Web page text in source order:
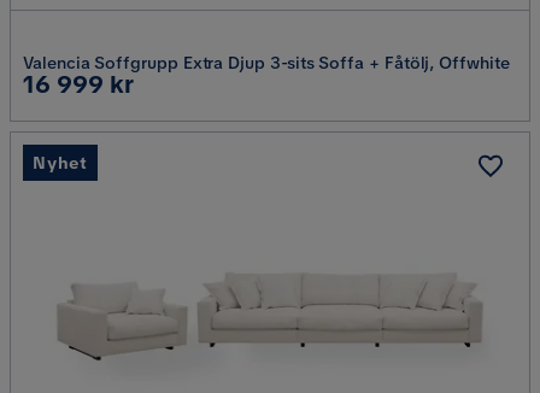
Valencia Soffgrupp Extra Djup 3-sits Soffa + Fåtölj, Offwhite
Pris
16 999 kr
Nyhet